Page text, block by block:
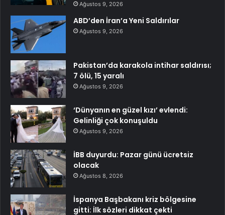
Ağustos 9, 2026
ABD’den İran’a Yeni Saldırılar
Ağustos 9, 2026
Pakistan’da karakola intihar saldırısı;
7 ölü, 15 yaralı
Ağustos 9, 2026
‘Dünyanın en güzel kızı’ evlendi:
Gelinliği çok konuşuldu
Ağustos 9, 2026
İBB duyurdu: Pazar günü ücretsiz
olacak
Ağustos 8, 2026
İspanya Başbakanı kriz bölgesine
gitti: İlk sözleri dikkat çekti